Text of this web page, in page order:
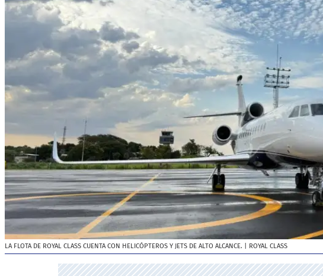
LA FLOTA DE ROYAL CLASS CUENTA CON HELICÓPTEROS Y JETS DE ALTO ALCANCE. | ROYAL CLASS